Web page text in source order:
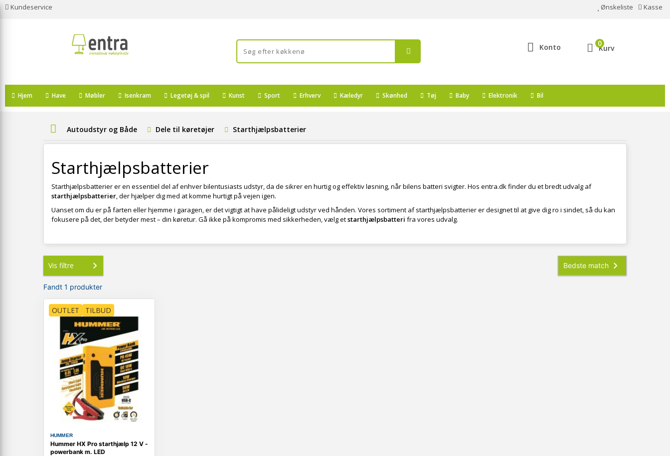
Kundeservice Ønskeliste Kasse
Konto Kurv
0
Hjem Have Møbler Isenkram Legetøj & spil Kunst Sport Erhverv Kæledyr Skønhed Tøj Baby Elektronik Bil
Autoudstyr og Både Dele til køretøjer Starthjælpsbatterier
Starthjælpsbatterier
Starthjælpsbatterier er en essentiel del af enhver bilentusiasts udstyr, da de sikrer en hurtig og effektiv løsning, når bilens batteri svigter. Hos entra.dk finder du et bredt udvalg af
starthjælpsbatterier, der hjælper dig med at komme hurtigt på vejen igen.
Uanset om du er på farten eller hjemme i garagen, er det vigtigt at have pålideligt udstyr ved hånden. Vores sortiment af starthjælpsbatterier er designet til at give dig ro i sindet, så du kan
fokusere på det, der betyder mest – din køretur. Gå ikke på kompromis med sikkerheden, vælg etstarthjælpsbatteri fra vores udvalg.
Vis filtre
Fandt 1 produkter
OUTLET TILBUD
HUMMER
Hummer HX Pro starthjælp 12 V -
powerbank m. LED